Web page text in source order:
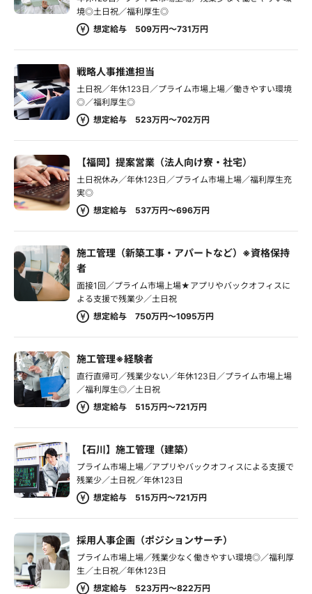
境◎土日祝／福利厚生◎
想定給与 509万円～731万円
戦略人事推進担当
土日祝／年休123日／プライム市場上場／働きやすい環境
◎／福利厚生◎
想定給与 523万円～702万円
【福岡】提案営業（法人向け寮・社宅）
土日祝休み／年休123日／プライム市場上場／福利厚生充
実◎
想定給与 537万円～696万円
施工管理（新築工事・アパートなど）※資格保持
者
面接1回／プライム市場上場★アプリやバックオフィスに
よる支援で残業少／土日祝
想定給与 750万円～1095万円
施工管理※経験者
直行直帰可／残業少ない／年休123日／プライム市場上場
／福利厚生◎／土日祝
想定給与 515万円～721万円
【石川】施工管理（建築）
プライム市場上場／アプリやバックオフィスによる支援で
残業少／土日祝／年休123日
想定給与 515万円～721万円
採用人事企画（ポジションサーチ）
プライム市場上場／残業少なく働きやすい環境◎／福利厚
生／土日祝／年休123日
想定給与 523万円～822万円